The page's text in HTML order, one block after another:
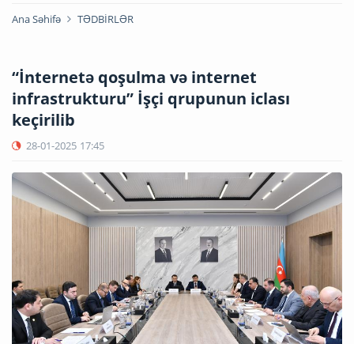
Ana Səhifə TƏDBİRLƏR
“İnternetə qoşulma və internet
infrastrukturu” İşçi qrupunun iclası
keçirilib
28-01-2025 17:45